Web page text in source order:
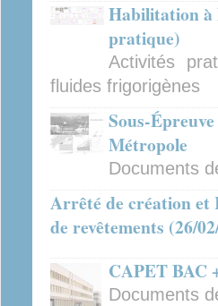
Habilitation à
pratique)
Activités
fluides frigorigènes
Sous-
Métropole
Documents
Arrêté de création et
de revêtements (26/
CAPET BAC
Documents